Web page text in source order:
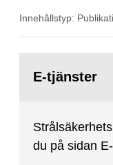
Innehållstyp:
sida:E-tjänster
du på sidan